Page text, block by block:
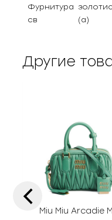
Фурнитура
св
(а)
Другие
Miu Miu Arcadie
‹